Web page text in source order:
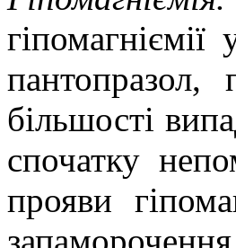
більшості
спочатку
прояви